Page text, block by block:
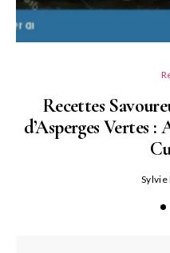
Recettes
d’Asperges Vertes